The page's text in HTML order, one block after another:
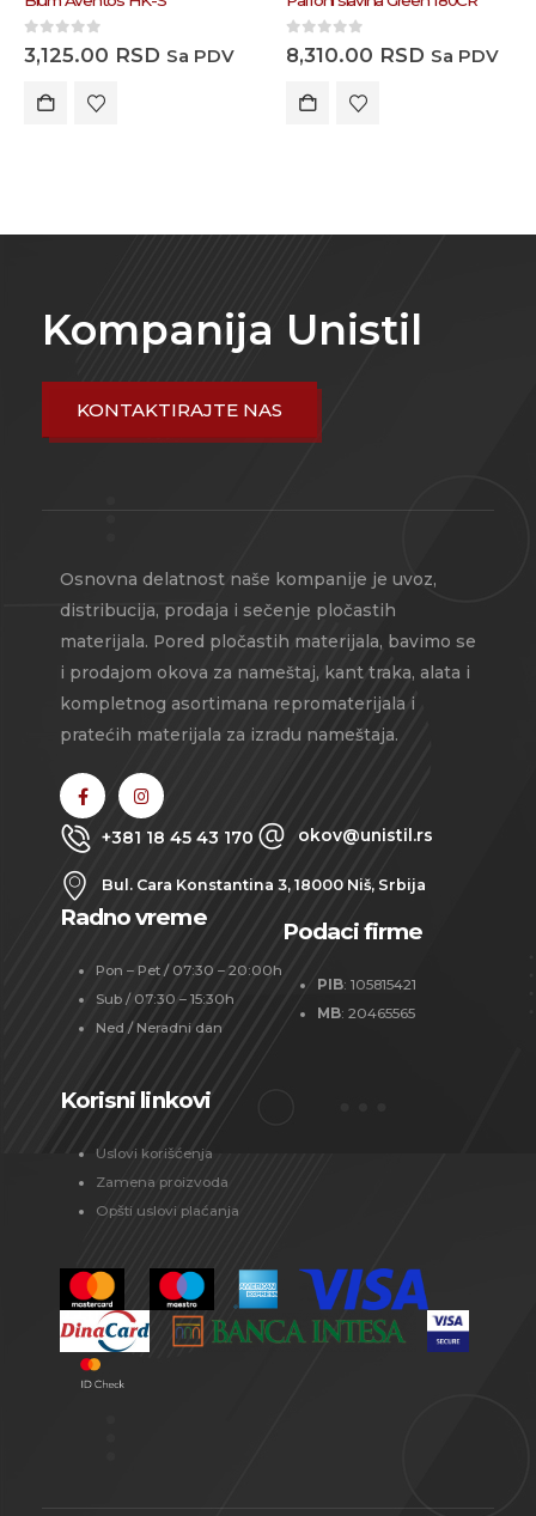
0 out of 5
3,125.00 RSD Sa PDV 0 out of 5
8,310.00 RSD Sa PDV
Kompanija Unistil
KONTAKTIRAJTE NAS
Osnovna delatnost naše kompanije je uvoz,
distribucija, prodaja i sečenje pločastih
materijala. Pored pločastih materijala, bavimo se
i prodajom okova za nameštaj, kant traka, alata i
kompletnog asortimana repromaterijala i
pratećih materijala za izradu nameštaja.
+381 18 45 43 170 okov@unistil.rs
Bul. Cara Konstantina 3, 18000 Niš, Srbija
Radno vreme
Pon – Pet / 07:30 – 20:00h
Sub / 07:30 – 15:30h
Ned / Neradni dan
Podaci firme
PIB: 105815421
MB: 20465565
Korisni linkovi
Uslovi korišćenja
Zamena proizvoda
Opšti uslovi plaćanja